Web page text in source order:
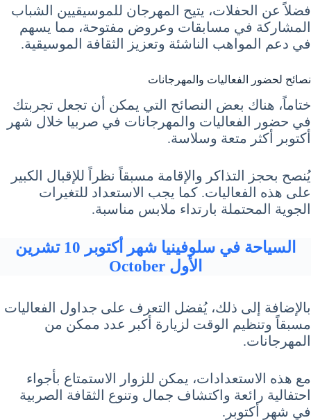
فضلاً عن الحفلات، يتيح المهرجان للموسيقيين الشباب
المشاركة في مسابقات وعروض مفتوحة، مما يسهم
في دعم المواهب الناشئة وتعزيز الثقافة الموسيقية.
نصائح لحضور الفعاليات والمهرجانات
ختاماً، هناك بعض النصائح التي يمكن أن تجعل تجربتك
في حضور الفعاليات والمهرجانات في صربيا خلال شهر
أكتوبر أكثر متعة وسلاسة.
يُنصح بحجز التذاكر والإقامة مسبقاً نظراً للإقبال الكبير
على هذه الفعاليات. كما يجب الاستعداد للتغيرات
الجوية المحتملة بارتداء ملابس مناسبة.
السياحة في سلوفينيا شهر أكتوبر 10 تشرين
الأول October
بالإضافة إلى ذلك، يُفضل التعرف على جداول الفعاليات
مسبقاً وتنظيم الوقت لزيارة أكبر عدد ممكن من
المهرجانات.
مع هذه الاستعدادات، يمكن للزوار الاستمتاع بأجواء
احتفالية رائعة واكتشاف جمال وتنوع الثقافة الصربية
في شهر أكتوبر.